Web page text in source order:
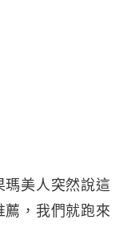
瑪美人突然說這
薦，我們就跑來